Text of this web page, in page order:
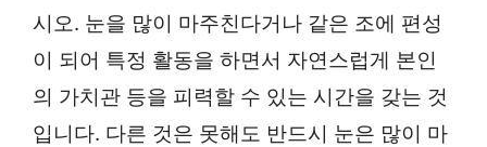
시오. 눈을 많이 마주친다거나 같은 조에 편성
이 되어 특정 활동을 하면서 자연스럽게 본인
의 가치관 등을 피력할 수 있는 시간을 갖는 것
입니다. 다른 것은 못해도 반드시 눈은 많이 마